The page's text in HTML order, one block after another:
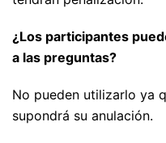
¿Los participantes
a las preguntas?
No pueden utilizarlo ya
supondrá su anulación.